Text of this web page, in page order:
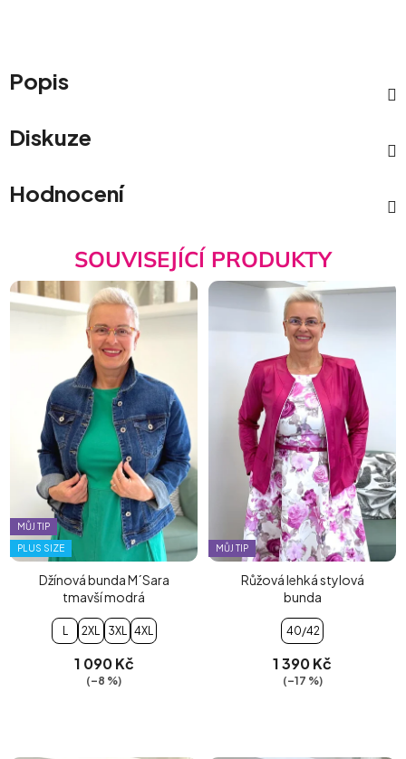
Popis
Diskuze
Hodnocení
SOUVISEJÍCÍ PRODUKTY
MŮJ TIP
PLUS SIZE
Džínová bunda M´Sara
tmavší modrá
L 2XL 3XL 4XL
1 090 Kč
(–8 %)
MŮJ TIP
Růžová lehká stylová
bunda
40/42
1 390 Kč
(–17 %)